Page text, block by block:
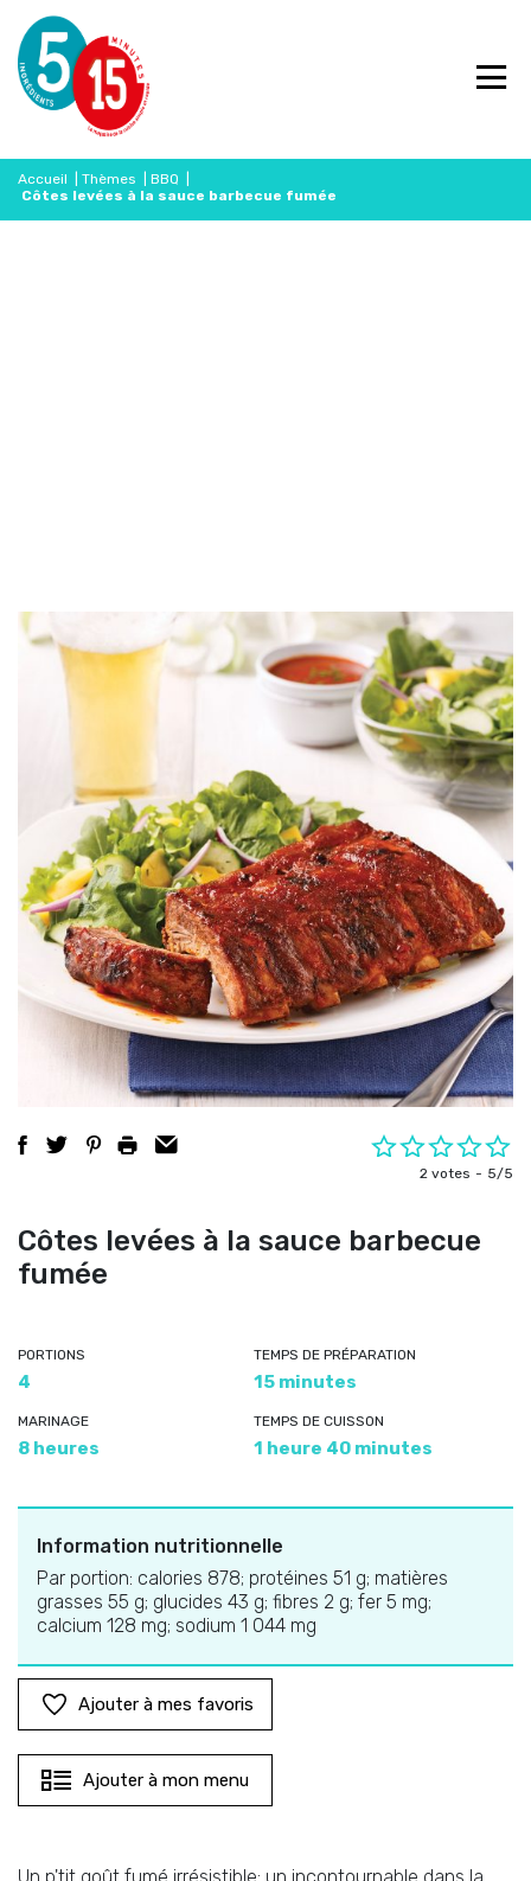
Accueil Thèmes BBQ
Côtes levées à la sauce barbecue fumée
2 votes 5/5
Côtes levées à la sauce barbecue
fumée
PORTIONS
4
TEMPS DE PRÉPARATION
15 minutes
MARINAGE
8 heures
TEMPS DE CUISSON
1 heure 40 minutes
Information nutritionnelle
Par portion: calories 878; protéines 51 g; matières
grasses 55 g; glucides 43 g; fibres 2 g; fer 5 mg;
calcium 128 mg; sodium 1 044 mg
Ajouter à mes favoris
Ajouter à mon menu